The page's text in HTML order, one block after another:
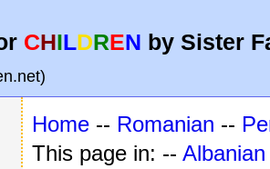
CHILDREN by Sister
Home -- Romanian --
This page in: -- Albanian